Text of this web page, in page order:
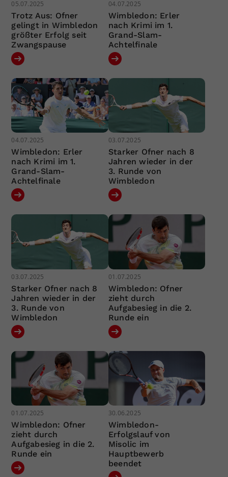
05.07.2025
Trotz Aus: Ofner
gelingt in Wimbledon
größter Erfolg seit
Zwangspause
04.07.2025
Wimbledon: Erler
nach Krimi im 1.
Grand-Slam-
Achtelfinale
04.07.2025
Wimbledon: Erler
nach Krimi im 1.
Grand-Slam-
Achtelfinale
03.07.2025
Starker Ofner nach 8
Jahren wieder in der
3. Runde von
Wimbledon
03.07.2025
Starker Ofner nach 8
Jahren wieder in der
3. Runde von
Wimbledon
01.07.2025
Wimbledon: Ofner
zieht durch
Aufgabesieg in die 2.
Runde ein
01.07.2025
Wimbledon: Ofner
zieht durch
Aufgabesieg in die 2.
Runde ein
30.06.2025
Wimbledon-
Erfolgslauf von
Misolic im
Hauptbewerb
beendet